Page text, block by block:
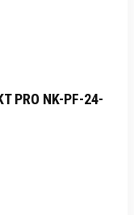
PRO NK-PF-24-